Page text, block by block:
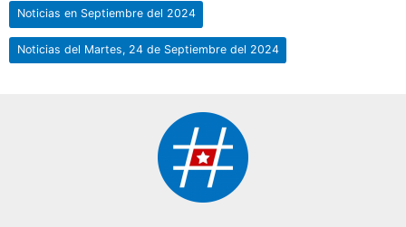
Noticias en Septiembre del 2024
Noticias del Martes, 24 de Septiembre del 2024